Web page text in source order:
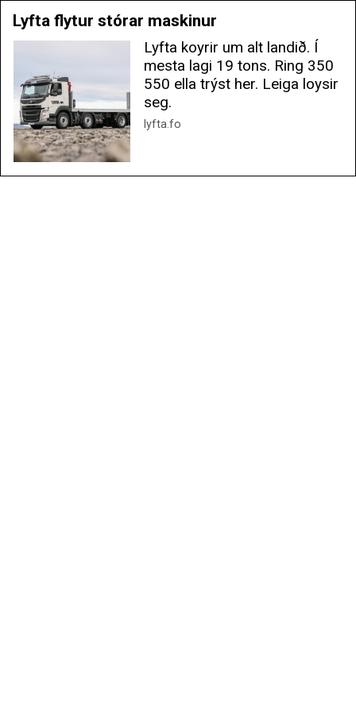
Lyfta flytur stórar maskinur
Lyfta koyrir um alt landið. Í
mesta lagi 19 tons. Ring 350
550 ella trýst her. Leiga loysir
seg.
lyfta.fo